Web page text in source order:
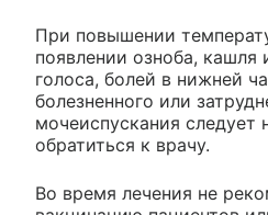
При повышении
появлении озноба, кашля
голоса, болей в нижней
болезненного или
мочеиспускания следует
обратиться к врачу.
Во время лечения не